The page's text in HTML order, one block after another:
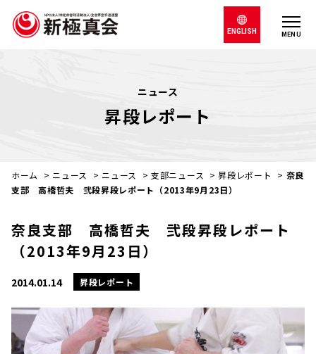
MENU
ENGLISH
ニュース
昇段レポート
ホーム > ニュース > ニュース >支部ニュース >昇段レポート > 奈良
支部 高橋哲夫 弐段昇段レポート（2013年9月23日）
奈良支部 高橋哲夫 弐段昇段レポート
（2013年9月23日）
2014.01.14 昇段レポート